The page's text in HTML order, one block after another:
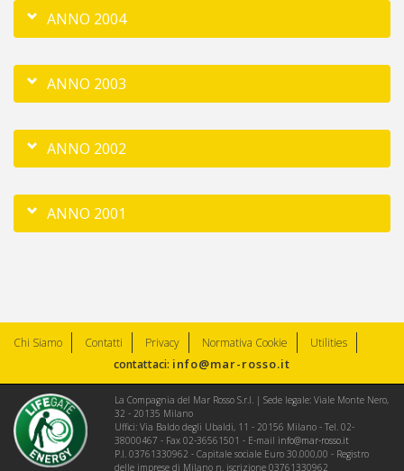
ANNO 2004
ANNO 2003
ANNO 2002
ANNO 2001
Chi Siamo Contatti Privacy Normativa Cookie
Utilities
contattaci: info@mar-rosso.it
La Compagnia del Mar Rosso S.r.l. | Sede legale: Viale Monte Nero,
32 - 20135 Milano
Uffici: Via Baldo degli Ubaldi, 11 - 20156 Milano - Tel. 02-
38000467 - Fax 02-36561501 - E-mail info@mar-rosso.it
P.I. 03761330962 - Capitale sociale Euro 30.000,00 - Registro
delle imprese di Milano n. iscrizione 03761330962